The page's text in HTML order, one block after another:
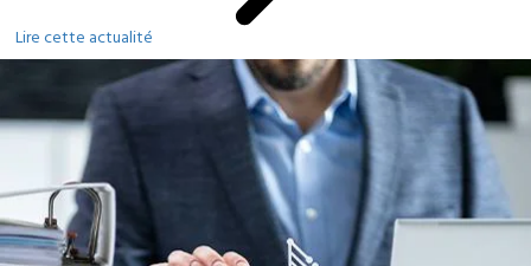
Lire cette actualité